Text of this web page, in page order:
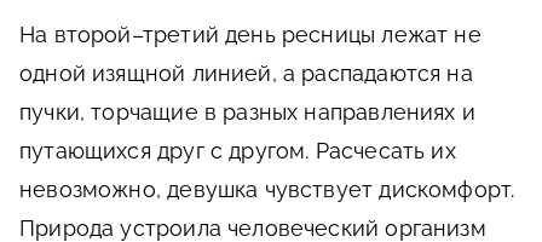
На второй–третий день ресницы лежат не
одной изящной линией, а распадаются на
пучки, торчащие в разных направлениях и
путающихся друг с другом. Расчесать их
невозможно, девушка чувствует дискомфорт.
Природа устроила человеческий организм